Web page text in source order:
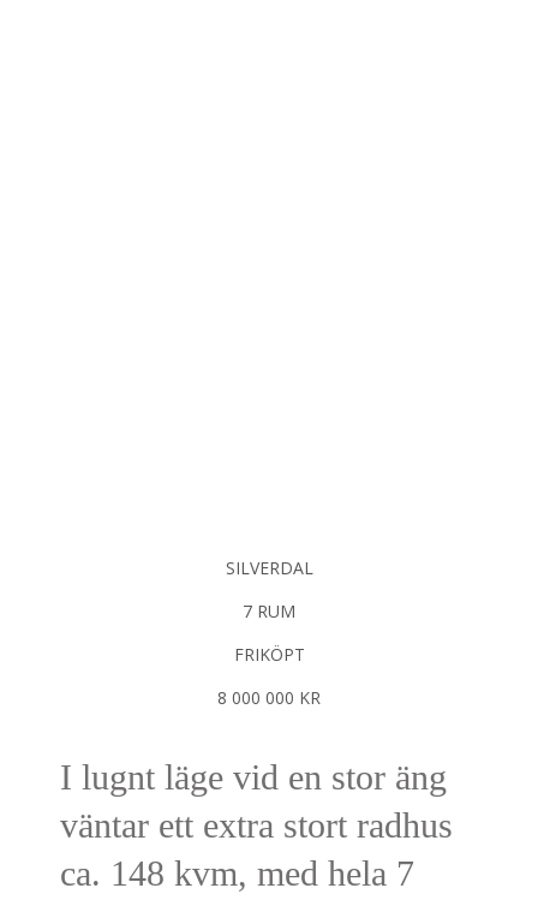
SILVERDAL
7 RUM
FRIKÖPT
8 000 000 KR
I lugnt läge vid en stor äng
väntar ett extra stort radhus
ca. 148 kvm, med hela 7